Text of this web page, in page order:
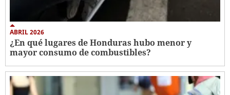
ABRIL 2026
¿En qué lugares de Honduras hubo menor y
mayor consumo de combustibles?